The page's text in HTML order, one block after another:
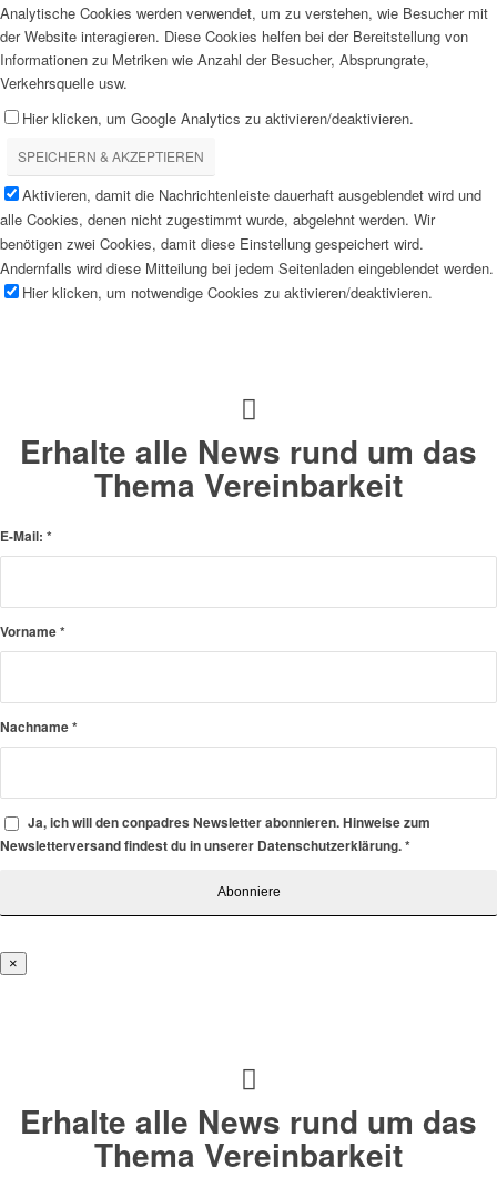
Analytische Cookies werden verwendet, um zu verstehen, wie Besucher mit
der Website interagieren. Diese Cookies helfen bei der Bereitstellung von
Informationen zu Metriken wie Anzahl der Besucher, Absprungrate,
Verkehrsquelle usw.
Hier klicken, um Google Analytics zu aktivieren/deaktivieren.
SPEICHERN & AKZEPTIEREN
Aktivieren, damit die Nachrichtenleiste dauerhaft ausgeblendet wird und
alle Cookies, denen nicht zugestimmt wurde, abgelehnt werden. Wir
benötigen zwei Cookies, damit diese Einstellung gespeichert wird.
Andernfalls wird diese Mitteilung bei jedem Seitenladen eingeblendet werden.
Hier klicken, um notwendige Cookies zu aktivieren/deaktivieren.
Erhalte alle News rund um das
Thema Vereinbarkeit
E-Mail: *
Vorname*
Nachname*
Ja, ich will den conpadres Newsletter abonnieren. Hinweise zum
Newsletterversand findest du in unserer Datenschutzerklärung.*
×
Erhalte alle News rund um das
Thema Vereinbarkeit